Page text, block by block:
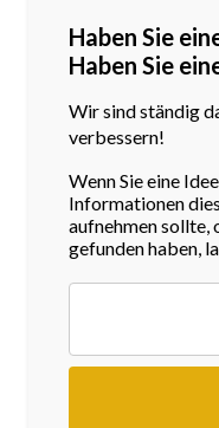
Haben Sie
Haben Sie
Wir sind ständig
verbessern!
Wenn Sie eine
Informationen
aufnehmen sollte,
gefunden haben,